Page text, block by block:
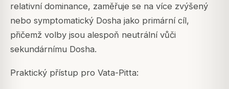
relativní dominance, zaměřuje se na více zvýšený
nebo symptomatický Dosha jako primární cíl,
přičemž volby jsou alespoň neutrální vůči
sekundárnímu Dosha.
Praktický přístup pro Vata-Pitta: